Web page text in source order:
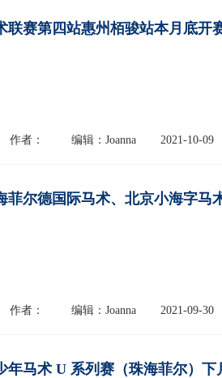
联赛第四站惠州栢骏站本月底开
作者： 编辑：Joanna 2021-10-09
菲尔德国际马术、北京小海字马
作者： 编辑：Joanna 2021-09-30
年马术 U 系列赛（珠海菲尔）下